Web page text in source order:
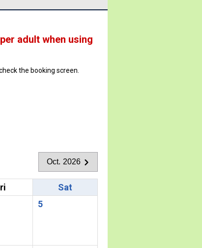
adult when using
the booking screen.
Oct. 2026
Sat
5